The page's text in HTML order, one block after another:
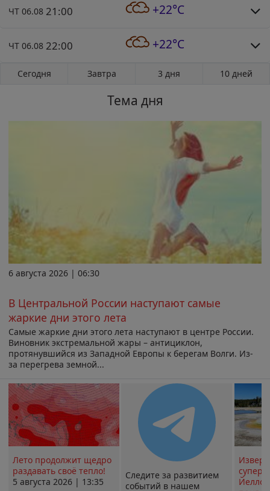
ЧТ 06.08 21:00 +22°C
ЧТ 06.08 22:00 +22°C
Сегодня Завтра 3 дня 10 дней
Тема дня
6 августа 2026 | 06:30
В Центральной России наступают самые
жаркие дни этого лета
Самые жаркие дни этого лета наступают в центре России.
Виновник экстремальной жары – антициклон,
протянувшийся из Западной Европы к берегам Волги. Из-
за перегрева земной...
Лето продолжит щедро
раздавать своё тепло!
5 августа 2026 | 13:35
Следите за развитием
событий в нашем